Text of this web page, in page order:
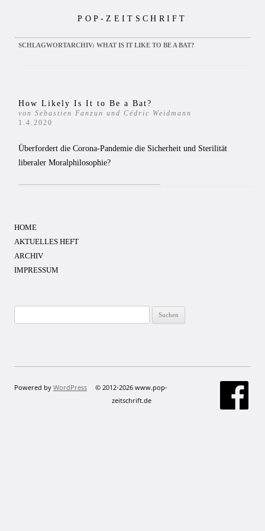
POP-ZEITSCHRIFT
SCHLAGWORTARCHIV: WHAT IS IT LIKE TO BE A BAT?
How Likely Is It to Be a Bat?
von Sebastien Fanzun und Cédric Weidmann
1.4.2020
Überfordert die Corona-Pandemie die Sicherheit und Sterilität
liberaler Moralphilosophie?
HOME
AKTUELLES HEFT
ARCHIV
IMPRESSUM
nach:
Powered by WordPress
© 2012-2026 www.pop-
zeitschrift.de